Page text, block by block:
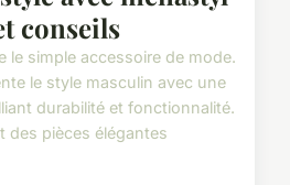
conseils
le simple accessoire de mode.
le style masculin avec une
durabilité et fonctionnalité.
des pièces élégantes